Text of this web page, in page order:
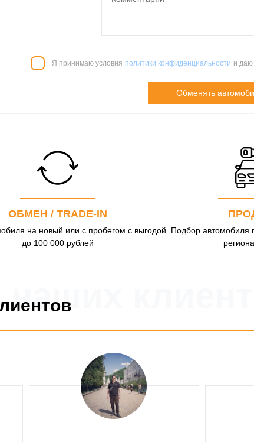
Я принимаю условия политики конфиденциальности и даю
Обменять
ОБМЕН / TRADE-IN
на новый или с пробегом с выгодой
до 100 000 рублей
Подбор автомобиля